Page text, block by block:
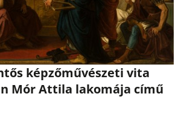
képzőművészeti vita
Mór Attila lakomája című